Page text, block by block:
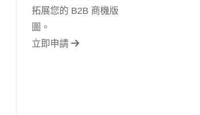
拓展您的 B2B 商機版
圖。
立即申請